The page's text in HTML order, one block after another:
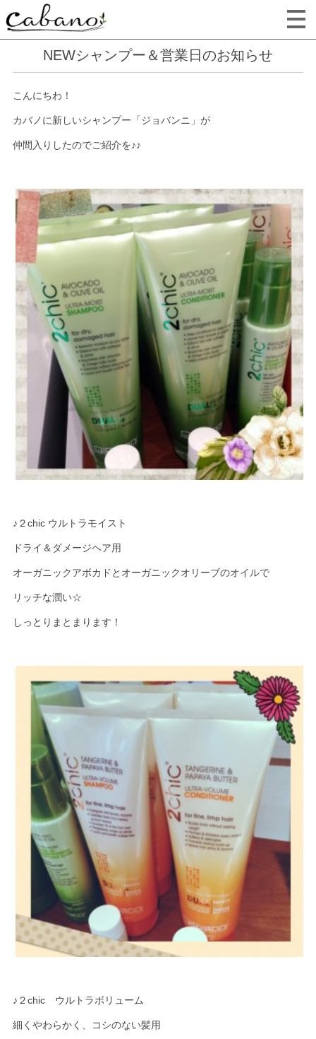
NEWシャンプー＆営業日のお知らせ
こんにちわ！
カバノに新しいシャンプー「ジョバンニ」が
仲間入りしたのでご紹介を♪♪
♪２chic ウルトラモイスト
ドライ＆ダメージヘア用
オーガニックアボカドとオーガニックオリーブのオイルで
リッチな潤い☆
しっとりまとまります！
♪２chic ウルトラボリューム
細くやわらかく、コシのない髪用